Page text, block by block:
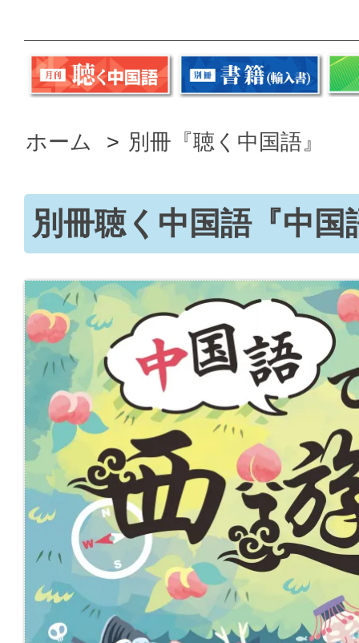
ホーム > 別冊『聴く中国語』
別冊聴く中国語『中